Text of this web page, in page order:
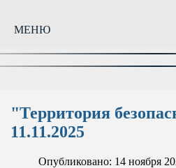
МЕНЮ
"Территория
11.11.2025
Опубликовано: 14 ноября